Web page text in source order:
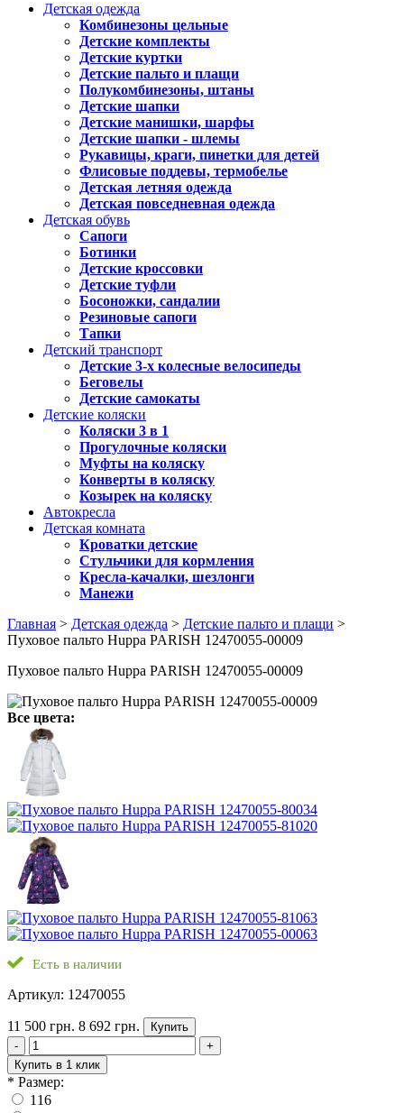
Детская одежда
Комбинезоны цельные
Детские комплекты
Детские куртки
Детские пальто и плащи
Полукомбинезоны, штаны
Детские шапки
Детские манишки, шарфы
Детские шапки - шлемы
Рукавицы, краги, пинетки для детей
Флисовые поддевы, термобелье
Детская летняя одежда
Детская повседневная одежда
Детская обувь
Сапоги
Ботинки
Детские кроссовки
Детские туфли
Босоножки, сандалии
Резиновые сапоги
Тапки
Детский транспорт
Детские 3-х колесные велосипеды
Беговелы
Детские самокаты
Детские коляски
Коляски 3 в 1
Прогулочные коляски
Муфты на коляску
Конверты в коляску
Козырек на коляску
Автокресла
Детская комната
Кроватки детские
Стульчики для кормления
Кресла-качалки, шезлонги
Манежи
Главная > Детская одежда > Детские пальто и плащи >
Пуховое пальто Huppa PARISH 12470055-00009
Пуховое пальто Huppa PARISH 12470055-00009
Все цвета:
Есть в наличии
Артикул: 12470055
11 500 грн. 8 692 грн.
Купить
-
+
Купить в 1 клик
* Размер:
116